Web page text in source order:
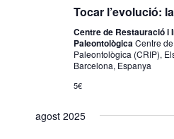
Tocar l’evolució:
Centre de Restauració i
PaleontològicaCentre
Paleontològica (CRIP),
Barcelona, Espanya
5€
agost 2025